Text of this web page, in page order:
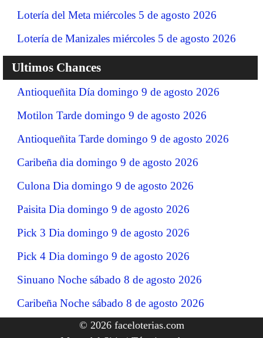
Lotería del Meta miércoles 5 de agosto 2026
Lotería de Manizales miércoles 5 de agosto 2026
Ultimos Chances
Antioqueñita Día domingo 9 de agosto 2026
Motilon Tarde domingo 9 de agosto 2026
Antioqueñita Tarde domingo 9 de agosto 2026
Caribeña dia domingo 9 de agosto 2026
Culona Dia domingo 9 de agosto 2026
Paisita Dia domingo 9 de agosto 2026
Pick 3 Dia domingo 9 de agosto 2026
Pick 4 Dia domingo 9 de agosto 2026
Sinuano Noche sábado 8 de agosto 2026
Caribeña Noche sábado 8 de agosto 2026
© 2026 faceloterias.com